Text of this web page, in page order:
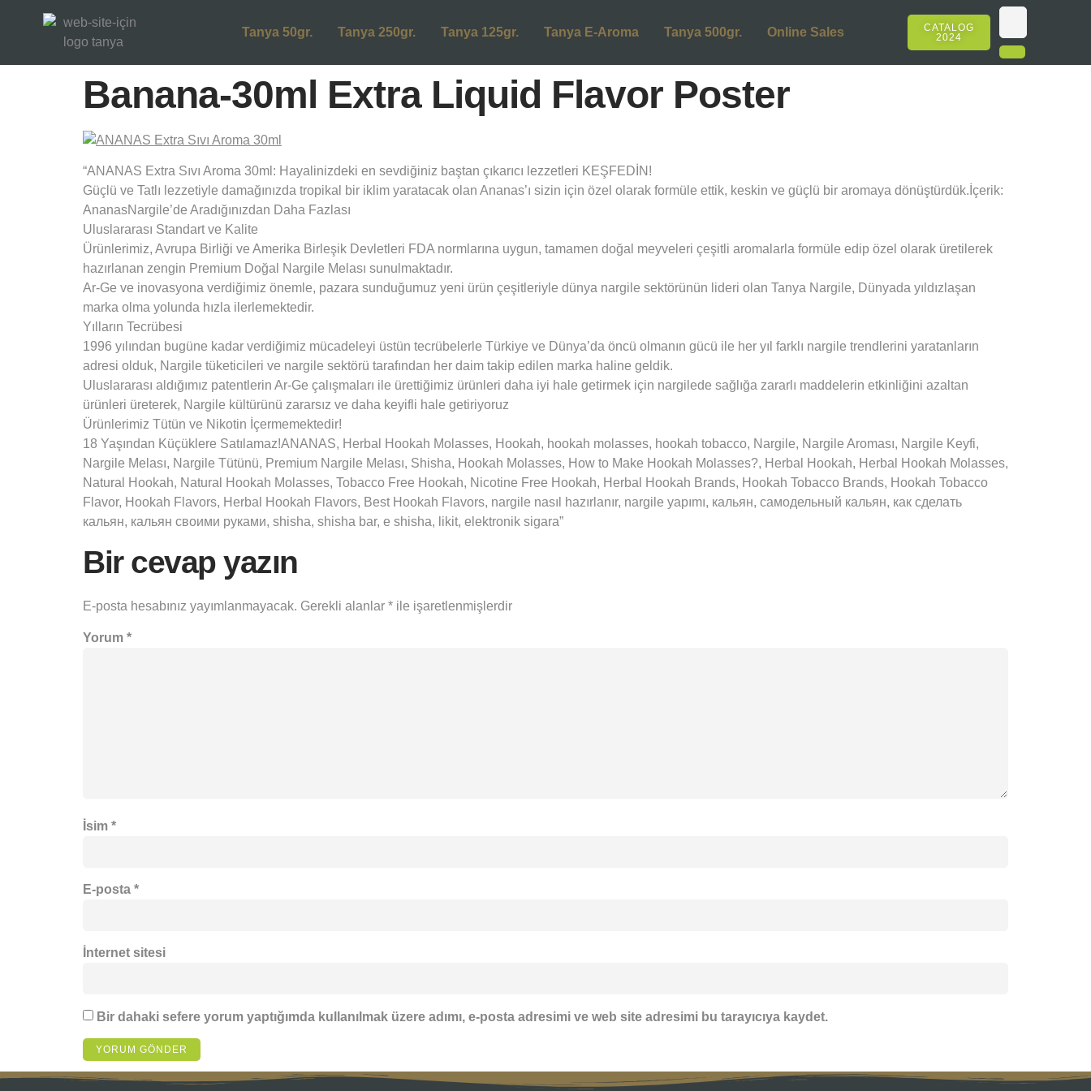
Tanya 50gr. Tanya 250gr. Tanya 125gr. Tanya E-Aroma Tanya 500gr. Online Sales
CATALOG
2024
Banana-30ml Extra Liquid Flavor Poster
“ANANAS Extra Sıvı Aroma 30ml: Hayalinizdeki en sevdiğiniz baştan çıkarıcı lezzetleri KEŞFEDİN!
Güçlü ve Tatlı lezzetiyle damağınızda tropikal bir iklim yaratacak olan Ananas’ı sizin için özel olarak formüle ettik, keskin ve güçlü bir aromaya dönüştürdük.İçerik:
AnanasNargile’de Aradığınızdan Daha Fazlası
Uluslararası Standart ve Kalite
Ürünlerimiz, Avrupa Birliği ve Amerika Birleşik Devletleri FDA normlarına uygun, tamamen doğal meyveleri çeşitli aromalarla formüle edip özel olarak üretilerek
hazırlanan zengin Premium Doğal Nargile Melası sunulmaktadır.
Ar-Ge ve inovasyona verdiğimiz önemle, pazara sunduğumuz yeni ürün çeşitleriyle dünya nargile sektörünün lideri olan Tanya Nargile, Dünyada yıldızlaşan
marka olma yolunda hızla ilerlemektedir.
Yılların Tecrübesi
1996 yılından bugüne kadar verdiğimiz mücadeleyi üstün tecrübelerle Türkiye ve Dünya’da öncü olmanın gücü ile her yıl farklı nargile trendlerini yaratanların
adresi olduk, Nargile tüketicileri ve nargile sektörü tarafından her daim takip edilen marka haline geldik.
Uluslararası aldığımız patentlerin Ar-Ge çalışmaları ile ürettiğimiz ürünleri daha iyi hale getirmek için nargilede sağlığa zararlı maddelerin etkinliğini azaltan
ürünleri üreterek, Nargile kültürünü zararsız ve daha keyifli hale getiriyoruz
Ürünlerimiz Tütün ve Nikotin İçermemektedir!
18 Yaşından Küçüklere Satılamaz!ANANAS, Herbal Hookah Molasses, Hookah, hookah molasses, hookah tobacco, Nargile, Nargile Aroması, Nargile Keyfi,
Nargile Melası, Nargile Tütünü, Premium Nargile Melası, Shisha, Hookah Molasses, How to Make Hookah Molasses?, Herbal Hookah, Herbal Hookah Molasses,
Natural Hookah, Natural Hookah Molasses, Tobacco Free Hookah, Nicotine Free Hookah, Herbal Hookah Brands, Hookah Tobacco Brands, Hookah Tobacco
Flavor, Hookah Flavors, Herbal Hookah Flavors, Best Hookah Flavors, nargile nasıl hazırlanır, nargile yapımı, кальян, самодельный кальян, как сделать
кальян, кальян своими руками, shisha, shisha bar, e shisha, likit, elektronik sigara”
Bir cevap yazın
E-posta hesabınız yayımlanmayacak. Gerekli alanlar * ile işaretlenmişlerdir
Yorum *
İsim *
E-posta *
İnternet sitesi
Bir dahaki sefere yorum yaptığımda kullanılmak üzere adımı, e-posta adresimi ve web site adresimi bu tarayıcıya kaydet.